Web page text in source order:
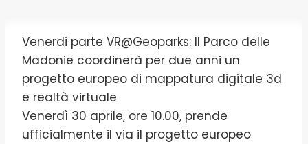
Venerdi parte VR@Geoparks: Il Parco delle
Madonie coordinerà per due anni un
progetto europeo di mappatura digitale 3d
e realtà virtuale
Venerdì 30 aprile, ore 10.00, prende
ufficialmente il via il progetto europeo